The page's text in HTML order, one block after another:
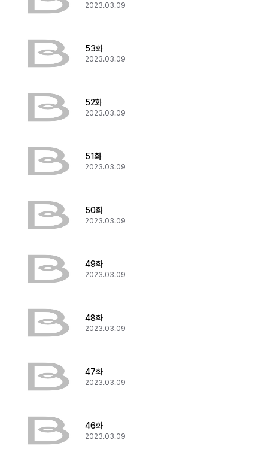
2023.03.09
53화
2023.03.09
52화
2023.03.09
51화
2023.03.09
50화
2023.03.09
49화
2023.03.09
48화
2023.03.09
47화
2023.03.09
46화
2023.03.09